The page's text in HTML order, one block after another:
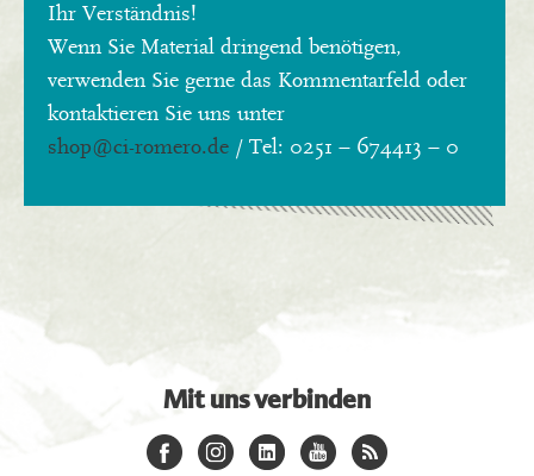
Ihr Verständnis!
Wenn Sie Material dringend benötigen,
verwenden Sie gerne das Kommentarfeld oder
kontaktieren Sie uns unter
shop@ci-romero.de / Tel: 0251 – 674413 – 0
Mit uns verbinden